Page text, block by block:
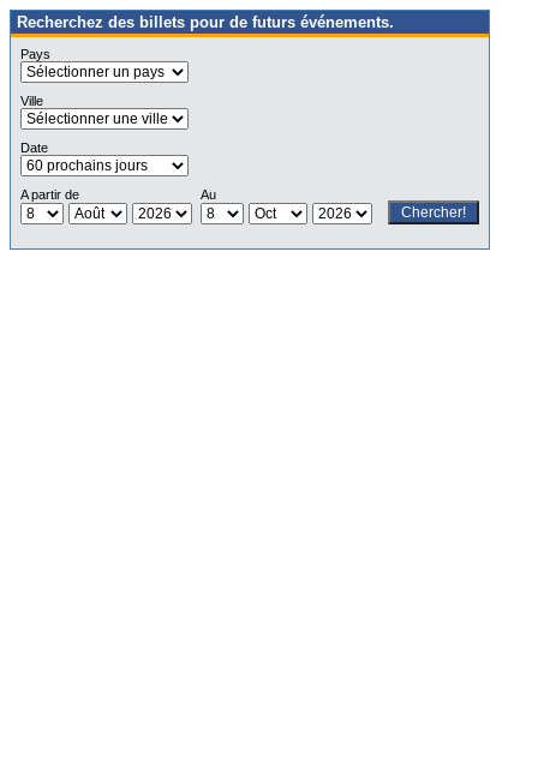
Recherchez des billets pour de futurs événements.
Pays
Ville
Date
A partir de Au